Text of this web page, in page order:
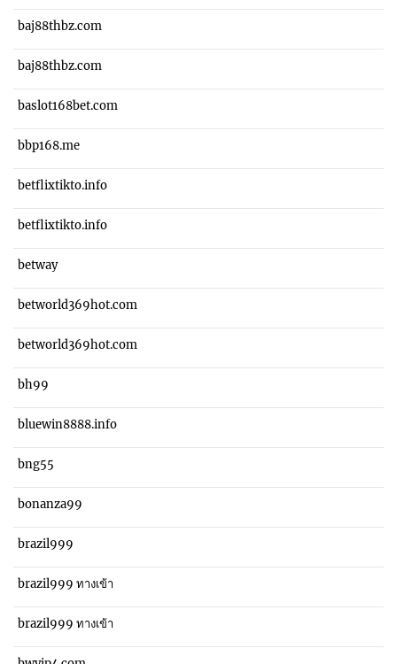
baj88thbz.com
baj88thbz.com
baslot168bet.com
bbp168.me
betflixtikto.info
betflixtikto.info
betway
betworld369hot.com
betworld369hot.com
bh99
bluewin8888.info
bng55
bonanza99
brazil999
brazil999 ทางเข้า
brazil999 ทางเข้า